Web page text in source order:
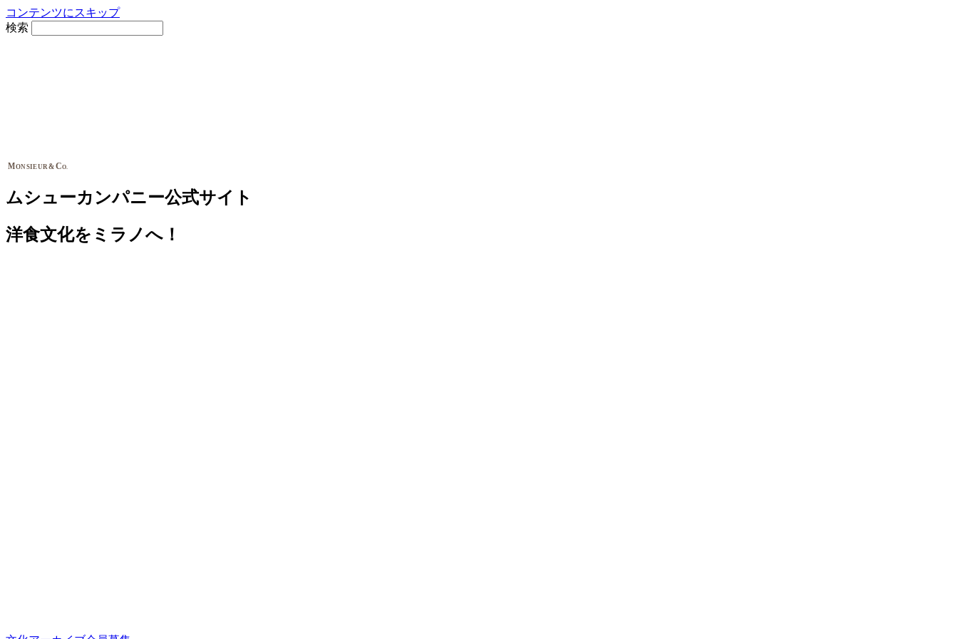
コンテンツにスキップ
検索
MONSIEUR&CO.
ムシューカンパニー公式サイト
洋食文化をミラノへ！